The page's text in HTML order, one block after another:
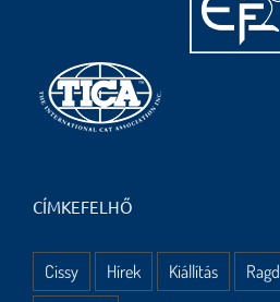
CÍMKEFELHŐ
Cissy Hírek Kiállítás